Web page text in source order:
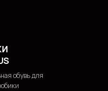
обувь для